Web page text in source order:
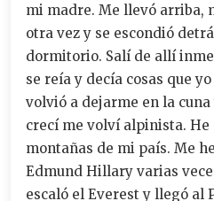
mi madre. Me llevó arriba,
otra vez y se escondió
dormitorio. Salí de allí
se reía y decía cosas que
volvió a dejarme en la
crecí me volví alpinista. He
montañas de mi país. Me
Edmund Hillary varias
escaló el Everest y llegó al